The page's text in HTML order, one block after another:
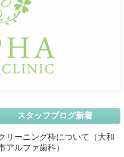
スタッフブログ新着
リーニング枠について（大和
アルファ歯科）